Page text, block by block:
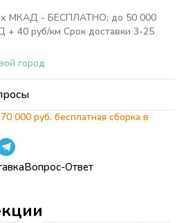
Вопрос-Ответ
Детская комната Молли (Molly)
МКАД - БЕСПЛАТНО; до 50 000
+ 40 руб/км Срок доставки 3-25
город
000 руб. бесплатная сборка в